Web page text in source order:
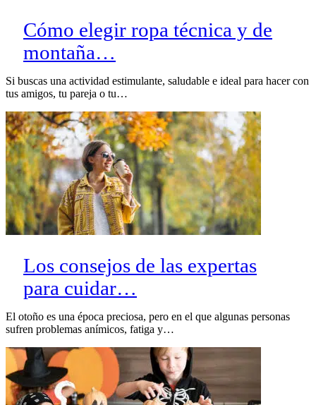
Cómo elegir ropa técnica y de
montaña…
Si buscas una actividad estimulante, saludable e ideal para hacer con
tus amigos, tu pareja o tu…
Los consejos de las expertas
para cuidar…
El otoño es una época preciosa, pero en el que algunas personas
sufren problemas anímicos, fatiga y…